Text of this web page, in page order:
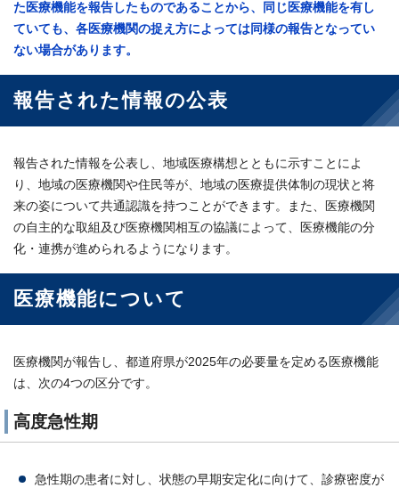
た医療機能を報告したものであることから、同じ医療機能を有し
ていても、各医療機関の捉え方によっては同様の報告となってい
ない場合があります。
報告された情報の公表
報告された情報を公表し、地域医療構想とともに示すことによ
り、地域の医療機関や住民等が、地域の医療提供体制の現状と将
来の姿について共通認識を持つことができます。また、医療機関
の自主的な取組及び医療機関相互の協議によって、医療機能の分
化・連携が進められるようになります。
医療機能について
医療機関が報告し、都道府県が2025年の必要量を定める医療機能
は、次の4つの区分です。
高度急性期
急性期の患者に対し、状態の早期安定化に向けて、診療密度が